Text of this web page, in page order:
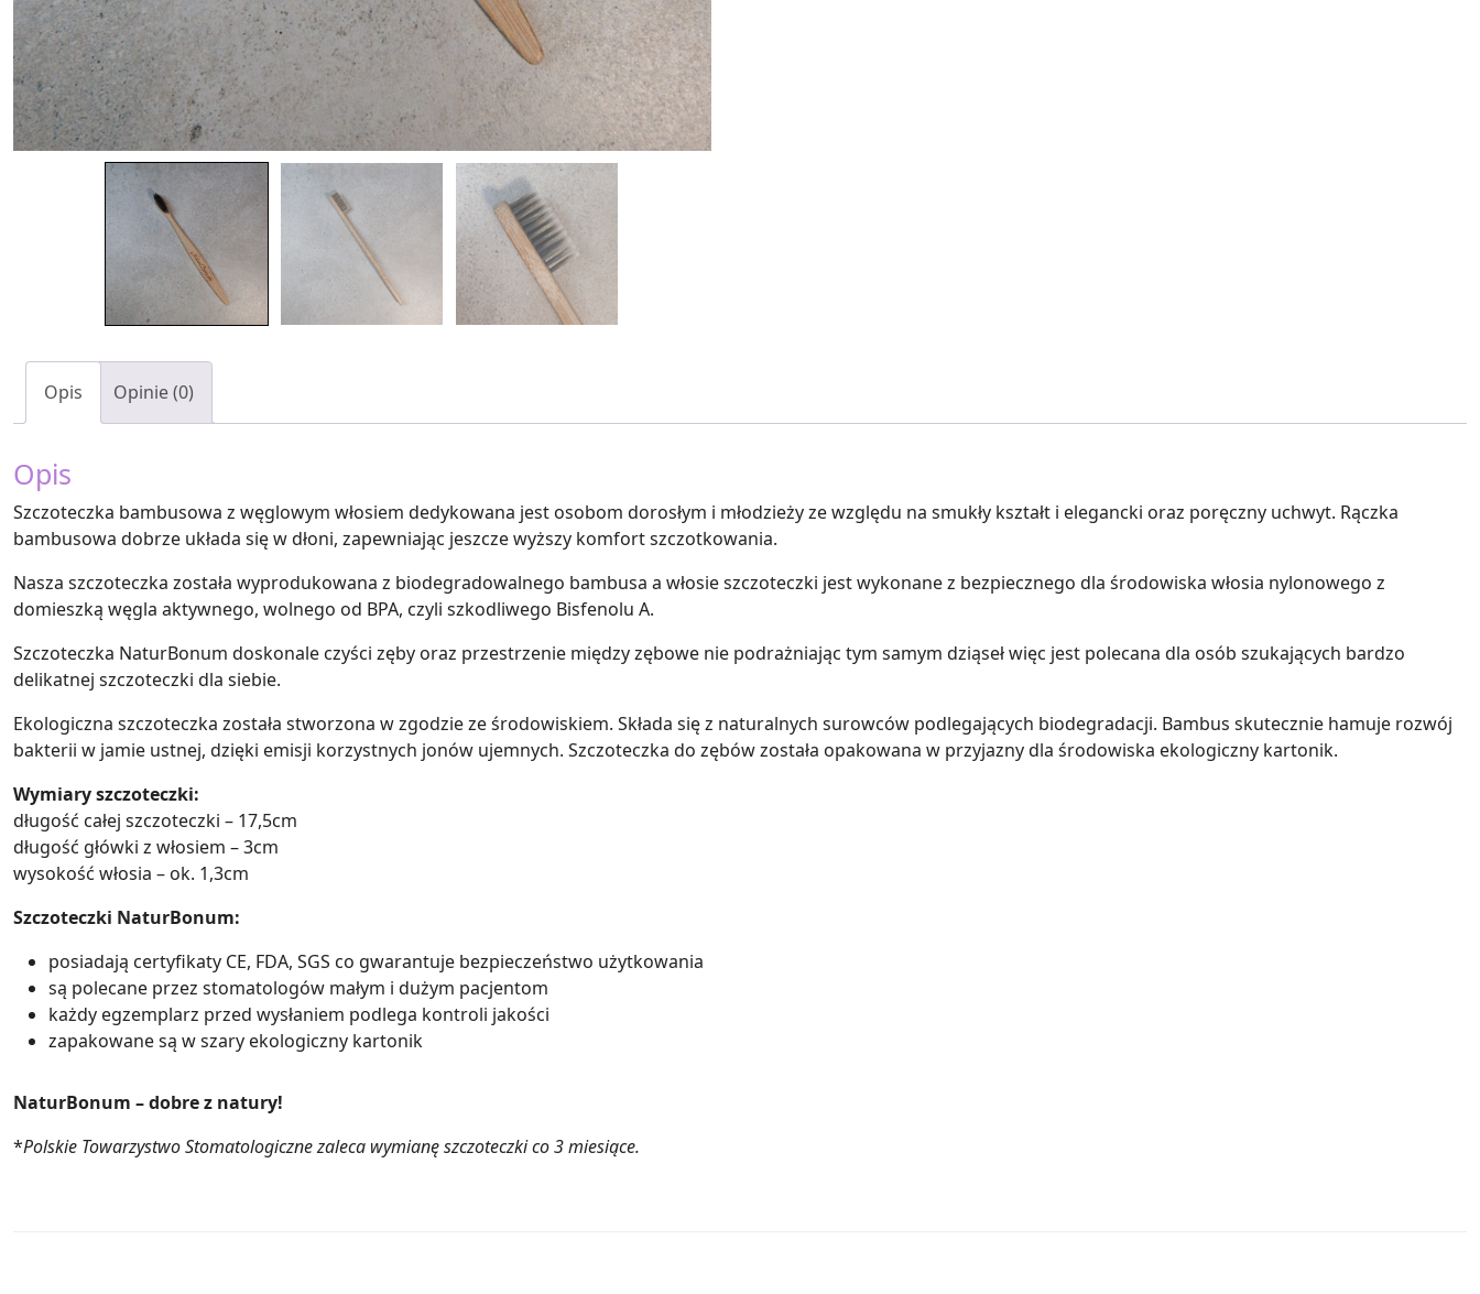
Opis Opinie (0)
Opis
Szczoteczka bambusowa z węglowym włosiem dedykowana jest osobom dorosłym i młodzieży ze względu na smukły kształt i elegancki oraz poręczny uchwyt. Rączka
bambusowa dobrze układa się w dłoni, zapewniając jeszcze wyższy komfort szczotkowania.
Nasza szczoteczka została wyprodukowana z biodegradowalnego bambusa a włosie szczoteczki jest wykonane z bezpiecznego dla środowiska włosia nylonowego z
domieszką węgla aktywnego, wolnego od BPA, czyli szkodliwego Bisfenolu A.
Szczoteczka NaturBonum doskonale czyści zęby oraz przestrzenie między zębowe nie podrażniając tym samym dziąseł więc jest polecana dla osób szukających bardzo
delikatnej szczoteczki dla siebie.
Ekologiczna szczoteczka została stworzona w zgodzie ze środowiskiem. Składa się z naturalnych surowców podlegających biodegradacji. Bambus skutecznie hamuje rozwój
bakterii w jamie ustnej, dzięki emisji korzystnych jonów ujemnych. Szczoteczka do zębów została opakowana w przyjazny dla środowiska ekologiczny kartonik.
Wymiary szczoteczki:
długość całej szczoteczki – 17,5cm
długość główki z włosiem – 3cm
wysokość włosia – ok. 1,3cm
Szczoteczki NaturBonum:
posiadają certyfikaty CE, FDA, SGS co gwarantuje bezpieczeństwo użytkowania
są polecane przez stomatologów małym i dużym pacjentom
każdy egzemplarz przed wysłaniem podlega kontroli jakości
zapakowane są w szary ekologiczny kartonik
NaturBonum – dobre z natury!
*Polskie Towarzystwo Stomatologiczne zaleca wymianę szczoteczki co 3 miesiące.